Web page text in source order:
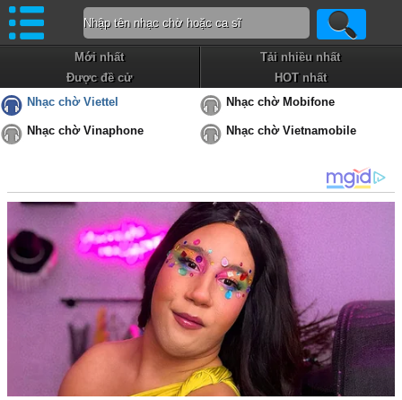
Mới nhất
Tải nhiều nhất
Được đề cử
HOT nhất
Nhạc chờ Viettel
Nhạc chờ Mobifone
Nhạc chờ Vinaphone Nhạc chờ Vietnamobile